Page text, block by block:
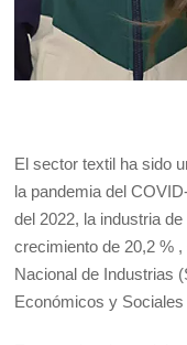
El sector textil ha sido
la pandemia del
del 2022, la industria
crecimiento de 20,2 %
Nacional de Industrias
Económicos y Sociales